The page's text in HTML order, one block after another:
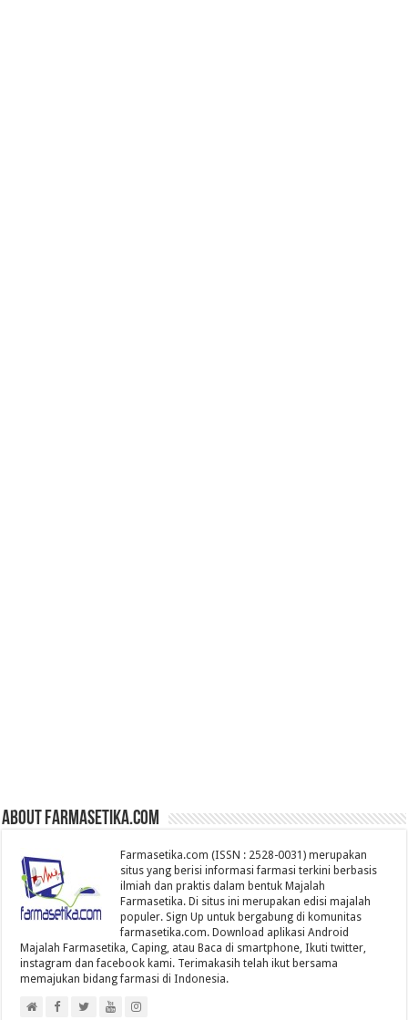
About farmasetika.com
Farmasetika.com (ISSN : 2528-0031) merupakan
situs yang berisi informasi farmasi terkini berbasis
ilmiah dan praktis dalam bentuk Majalah
Farmasetika. Di situs ini merupakan edisi majalah
populer. Sign Up untuk bergabung di komunitas
farmasetika.com. Download aplikasi Android
Majalah Farmasetika, Caping, atau Baca di smartphone, Ikuti twitter,
instagram dan facebook kami. Terimakasih telah ikut bersama
memajukan bidang farmasi di Indonesia.